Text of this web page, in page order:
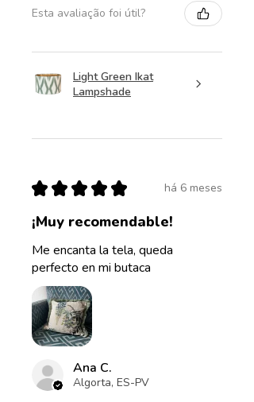
Esta avaliação foi útil?
Light Green Ikat
Lampshade
★ ★ ★ ★ ★ há 6 meses
¡Muy recomendable!
Me encanta la tela, queda
perfecto en mi butaca
Ana C.
Algorta, ES-PV